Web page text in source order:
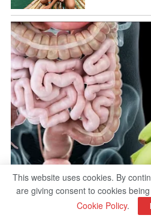
This website uses cookies. By
are giving consent to cookies
Cookie Policy.